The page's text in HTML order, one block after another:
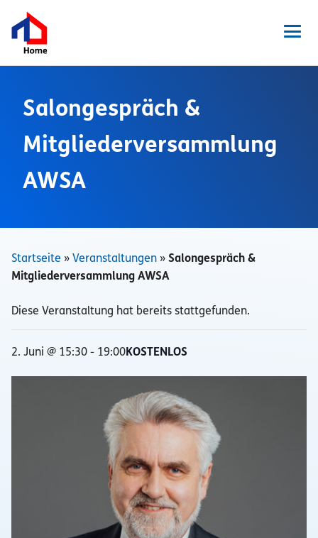
Inhalt
springen
Ansprechpartner
Pressemitteilungen
Salongespräch &
Mitgliederversammlung
AWSA
Startseite » Veranstaltungen » Salongespräch &
Mitgliederversammlung AWSA
Diese Veranstaltung hat bereits stattgefunden.
2. Juni @ 15:30 - 19:00KOSTENLOS